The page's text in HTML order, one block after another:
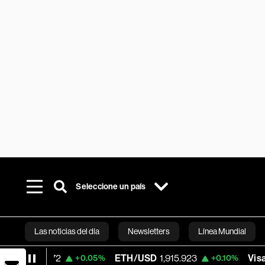
Seleccione un país
Las noticias del día Newsletters Línea Mundial
Bloomberg
+0.05% ETH/USD 1,915.923 +0.10% Visa 362.50